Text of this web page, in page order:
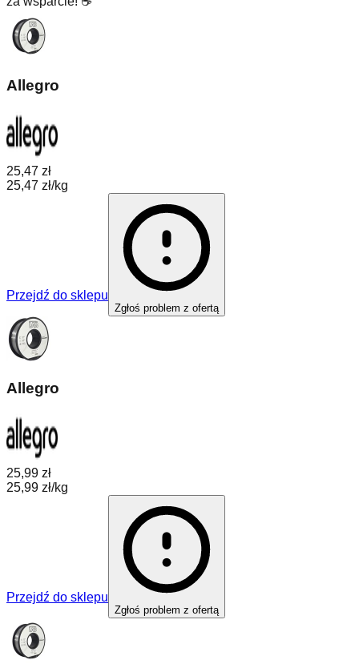
Allegro
25,47 zł
25,47 zł/kg
Przejdź do sklepu
Zgłoś problem z ofertą
Allegro
25,99 zł
25,99 zł/kg
Przejdź do sklepu
Zgłoś problem z ofertą